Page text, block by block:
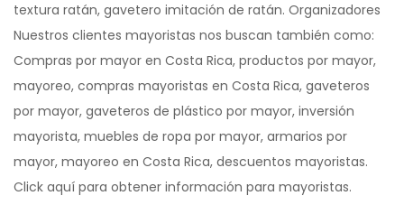
textura ratán, gavetero imitación de ratán. Organizadores
Nuestros clientes mayoristas nos buscan también como:
Compras por mayor en Costa Rica, productos por mayor,
mayoreo, compras mayoristas en Costa Rica, gaveteros
por mayor, gaveteros de plástico por mayor, inversión
mayorista, muebles de ropa por mayor, armarios por
mayor, mayoreo en Costa Rica, descuentos mayoristas.
Click aquí para obtener información para mayoristas.